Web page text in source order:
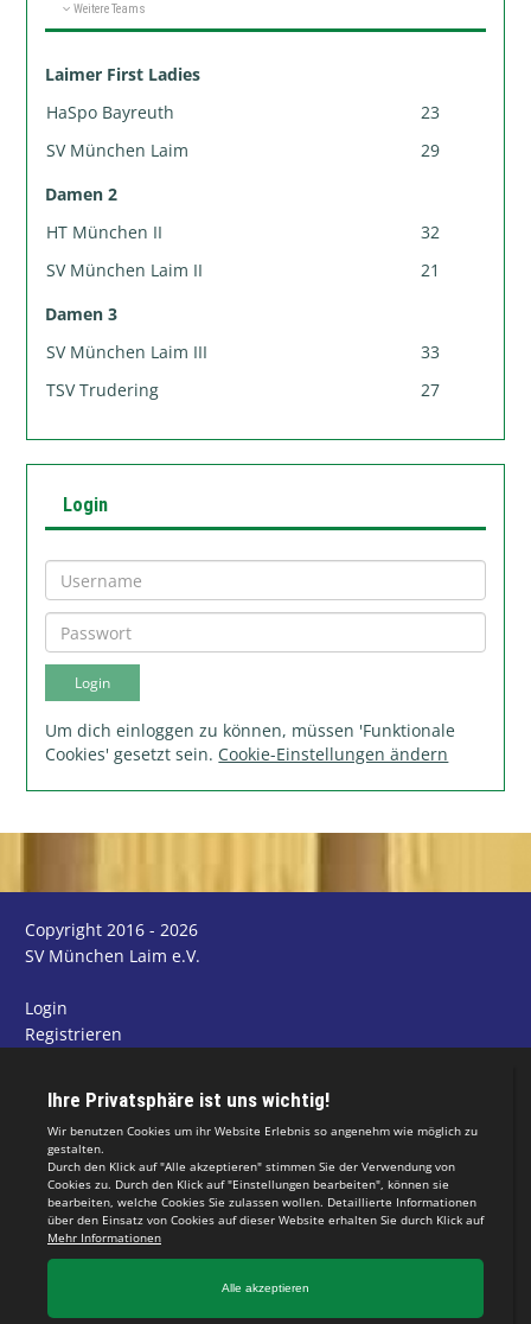
Weitere Teams
Laimer First Ladies
HaSpo Bayreuth
23
SV München Laim
29
Damen 2
HT München II
32
SV München Laim II
21
Damen 3
SV München Laim III
33
TSV Trudering
27
Login
Um dich einloggen zu können, müssen 'Funktionale
Cookies' gesetzt sein. Cookie-Einstellungen ändern
Copyright 2016 - 2026
SV München Laim e.V.
Login
Registrieren
Datenschutzerklärung
Teamsports 2
Dein Sportverein online